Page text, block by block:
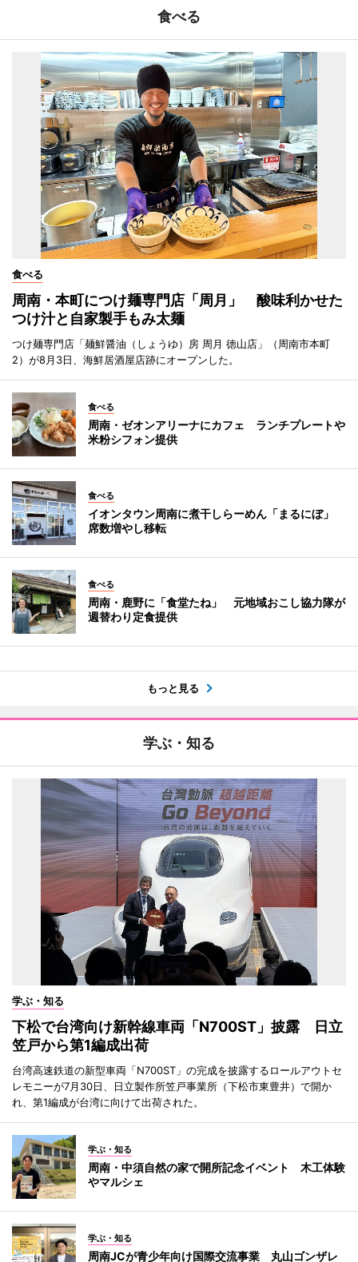
食べる
食べる
周南・本町につけ麺専門店「周月」 酸味利かせた
つけ汁と自家製手もみ太麺
つけ麺専門店「麺鮮醤油（しょうゆ）房 周月 徳山店」（周南市本町
2）が8月3日、海鮮居酒屋店跡にオープンした。
食べる
周南・ゼオンアリーナにカフェ ランチプレートや
米粉シフォン提供
食べる
イオンタウン周南に煮干しらーめん「まるにぼ」
席数増やし移転
食べる
周南・鹿野に「食堂たね」 元地域おこし協力隊が
週替わり定食提供
もっと見る
学ぶ・知る
学ぶ・知る
下松で台湾向け新幹線車両「N700ST」披露 日立
笠戸から第1編成出荷
台湾高速鉄道の新型車両「N700ST」の完成を披露するロールアウトセ
レモニーが7月30日、日立製作所笠戸事業所（下松市東豊井）で開か
れ、第1編成が台湾に向けて出荷された。
学ぶ・知る
周南・中須自然の家で開所記念イベント 木工体験
やマルシェ
学ぶ・知る
周南JCが青少年向け国際交流事業 丸山ゴンザレ